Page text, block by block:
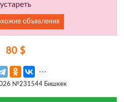
устареть
объявления
80 $
№231544 Бишкек